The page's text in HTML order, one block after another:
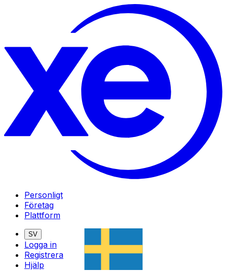
Personligt
Företag
Plattform
SV
Logga in
Registrera
Hjälp